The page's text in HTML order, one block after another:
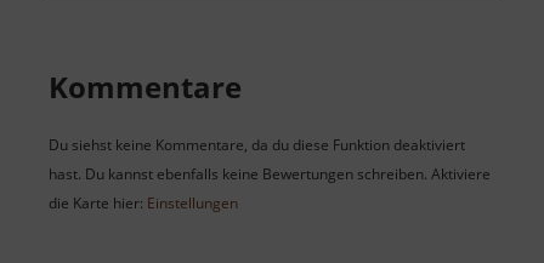
Kommentare
Du siehst keine Kommentare, da du diese Funktion deaktiviert
hast. Du kannst ebenfalls keine Bewertungen schreiben. Aktiviere
die Karte hier: Einstellungen